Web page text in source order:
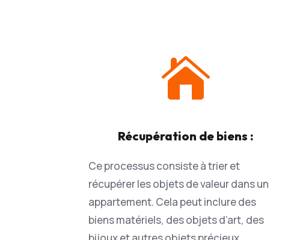

Récupération de biens :
Ce processus consiste à trier et
récupérer les objets de valeur dans un
appartement. Cela peut inclure des
biens matériels, des objets d’art, des